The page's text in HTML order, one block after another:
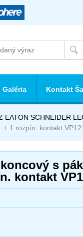
SCHNEIDER
1 rozpín. kontakt
s
kontakt
Galéria Kontakt